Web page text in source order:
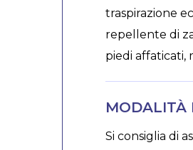
traspirazione
repellente di
piedi affaticati,
MODALITÀ
Si consiglia di